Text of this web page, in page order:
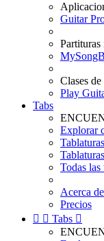
Guitar
Partituras
Clases
Play
Tabs
Explorar
Todas las
Acerca
Precios
  Tabs 